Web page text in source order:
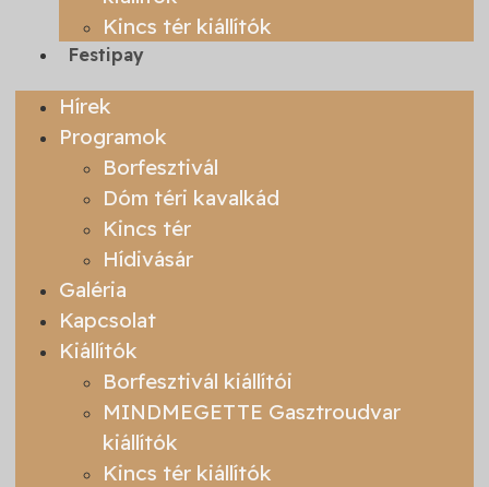
Kincs tér kiállítók
Festipay
Hírek
Programok
Borfesztivál
Dóm téri kavalkád
Kincs tér
Hídivásár
Galéria
Kapcsolat
Kiállítók
Borfesztivál kiállítói
MINDMEGETTE Gasztroudvar
kiállítók
Kincs tér kiállítók